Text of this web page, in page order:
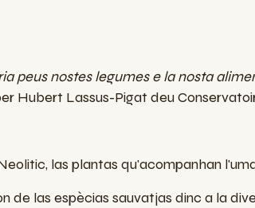
peus nostes legumes e la nosta
Hubert Lassus-Pigat deu
las plantas qu'acompanhan
de las espècias sauvatjas dinc a la